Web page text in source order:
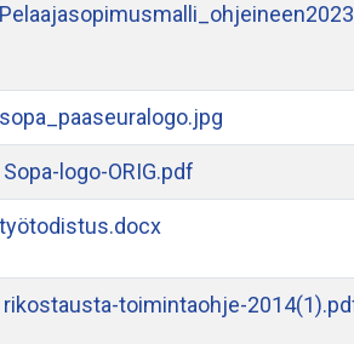
sopa_paaseuralogo.jpg
Sopa-logo-ORIG.pdf
työtodistus.docx
rikostausta-toimintaohje-